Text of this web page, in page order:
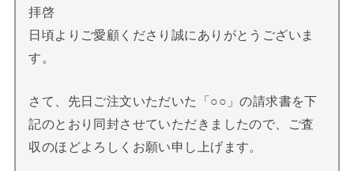
拝啓
日頃よりご愛顧くださり誠にありがとうございま
す。
さて、先日ご注文いただいた「○○」の請求書を下
記のとおり同封させていただきましたので、ご査
収のほどよろしくお願い申し上げます。